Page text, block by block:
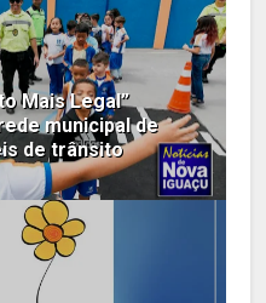
Mais Legal”
municipal de
de trânsito